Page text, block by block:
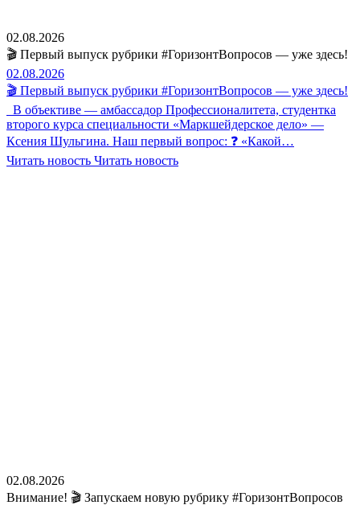
02.08.2026
🎬 Первый выпуск рубрики #ГоризонтВопросов — уже здесь!
02.08.2026
🎬 Первый выпуск рубрики #ГоризонтВопросов — уже здесь!
В объективе — амбассадор Профессионалитета, студентка
второго курса специальности «Маркшейдерское дело» —
Ксения Шульгина. Наш первый вопрос: ❓ «Какой…
Читать новость Читать новость
02.08.2026
Внимание! 🎬 Запускаем новую рубрику #ГоризонтВопросов